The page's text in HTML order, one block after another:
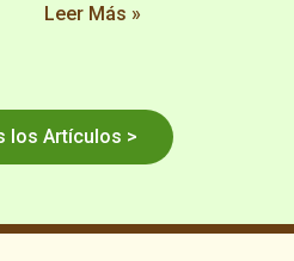
Leer Más »
los Artículos >